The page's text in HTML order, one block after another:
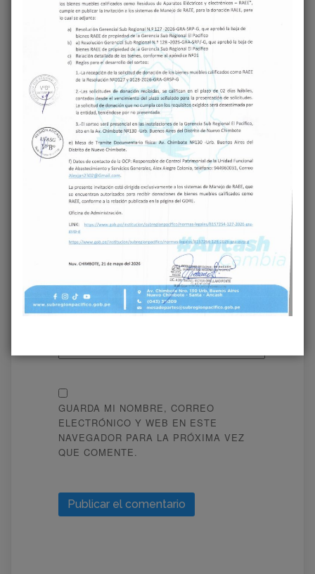
COMENTARIO*
NOMBRE*
CORREO ELECTRÓNICO*
GUARDA MI NOMBRE, CORREO
ELECTRÓNICO Y WEB EN ESTE
NAVEGADOR PARA LA PRÓXIMA VEZ
QUE COMENTE.